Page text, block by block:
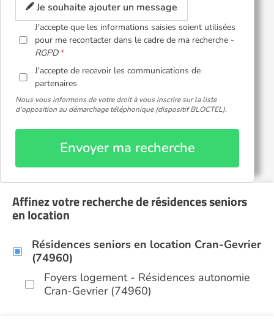
Je souhaite ajouter un message
J'accepte que les informations saisies soient utilisées
pour me recontacter dans le cadre de ma recherche -
RGPD
J'accepte de recevoir les communications de
partenaires
Nous vous informons de votre droit à vous inscrire sur la liste
d'opposition au démarchage téléphonique (dispositif BLOCTEL).
Envoyer ma recherche
Affinez votre recherche de résidences seniors
en location
Résidences seniors en location Cran-Gevrier
(74960)
Foyers logement - Résidences autonomie
Cran-Gevrier (74960)